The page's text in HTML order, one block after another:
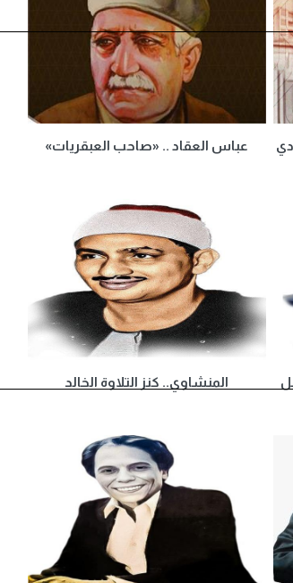
عباس العقاد .. «صاحب العبقريات»
المنشاوي.. كنز التلاوة الخالد